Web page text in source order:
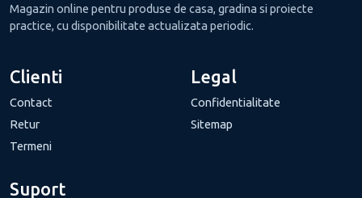
Magazin online pentru produse de casa, gradina si proiecte
practice, cu disponibilitate actualizata periodic.
Clienti
Contact
Retur
Termeni
Legal
Confidentialitate
Sitemap
Suport